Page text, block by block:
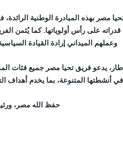
مصر بهذه المبادرة الوطنية الرائدة،
قدراته على رأس أولوياتها. كما يُثمن
وعملهم الميداني إرادة القيادة
يدعو فريق تحيا مصر جميع فئات
في أنشطتها المتنوعة، بما يخدم أهداف
حفظ الله مصر،